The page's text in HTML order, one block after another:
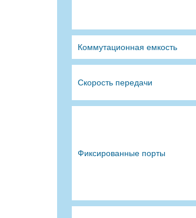
Коммутационная емкость
Скорость передачи
Фиксированные порты